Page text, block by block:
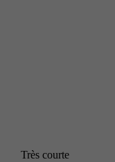
Très courte